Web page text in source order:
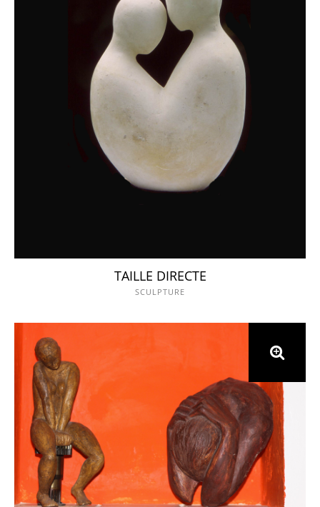
TAILLE DIRECTE
SCULPTURE